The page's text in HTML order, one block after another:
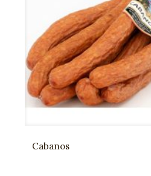
Cabanos